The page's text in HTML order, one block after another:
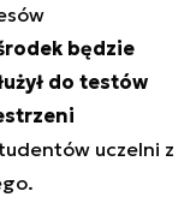
będzie
do testów
uczelni z